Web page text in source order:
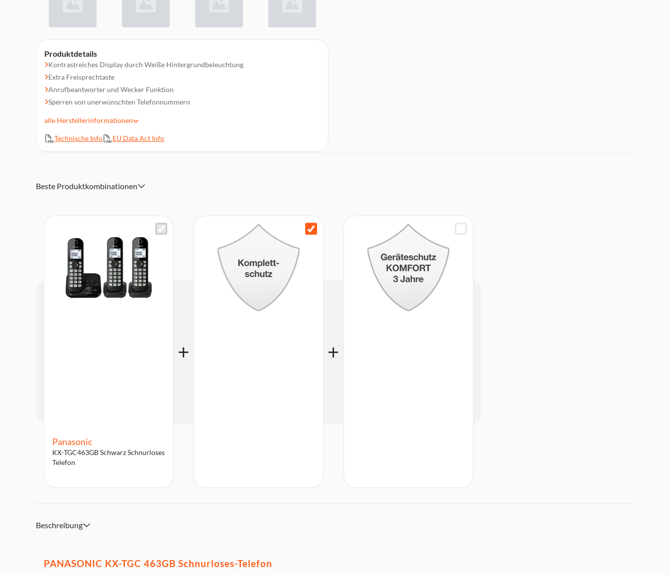
Produktdetails
Kontrastreiches Display durch Weiße Hintergrundbeleuchtung
Extra Freisprechtaste
Anrufbeantworter und Wecker Funktion
Sperren von unerwünschten Telefonnummern
alle Herstellerinformationen
Technische Info EU Data Act Info
Beste Produktkombinationen
Panasonic
KX-TGC463GB Schwarz Schnurloses
Telefon
Beschreibung
PANASONIC KX-TGC 463GB Schnurloses-Telefon